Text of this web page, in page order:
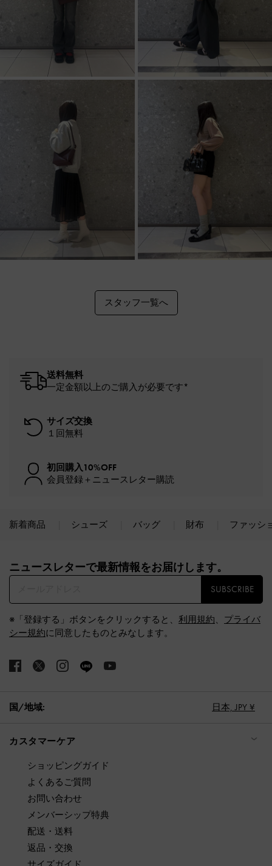
スタッフ一覧へ
送料無料
一定金額以上のご購入が必要です*
サイズ交換
１回無料
初回購入10%OFF
会員登録＋ニュースレター購読
新着商品 シューズ バッグ 財布 ファッシ
ニュースレターで最新情報をお届けします。​
SUBSCRIBE
※「登録する」ボタンをクリックすると、 利用規約、 プライバ
シー規約に同意したものとみなします。
国/地域: 日本, JPY ¥
カスタマーケア
ショッピングガイド
よくあるご質問
お問い合わせ
メンバーシップ特典
配送・送料
返品・交換